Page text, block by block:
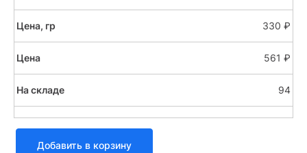
330 ₽
561 ₽
94
Добавить в корзину